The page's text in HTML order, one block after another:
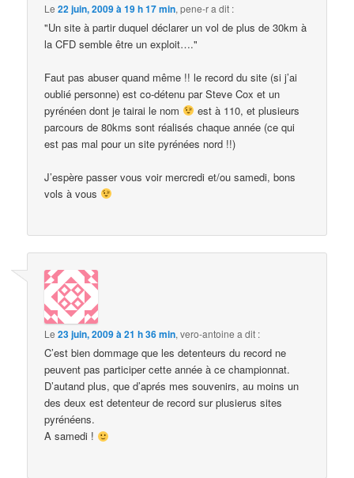
Le22 juin, 2009 à 19 h 17 min,pene-ra dit :
"Un site à partir duquel déclarer un vol de plus de 30km à
la CFD semble être un exploit…."
Faut pas abuser quand même !! le record du site (si j’ai
oublié personne) est co-détenu par Steve Cox et un
pyrénéen dont je tairai le nom
est à 110, et plusieurs
parcours de 80kms sont réalisés chaque année (ce qui
est pas mal pour un site pyrénées nord !!)
J’espère passer vous voir mercredi et/ou samedi, bons
vols à vous
Le23 juin, 2009 à 21 h 36 min,vero-antoine a dit :
C’est bien dommage que les detenteurs du record ne
peuvent pas participer cette année à ce championnat.
D’autand plus, que d’aprés mes souvenirs, au moins un
des deux est detenteur de record sur plusierus sites
pyrénéens.
A samedi !